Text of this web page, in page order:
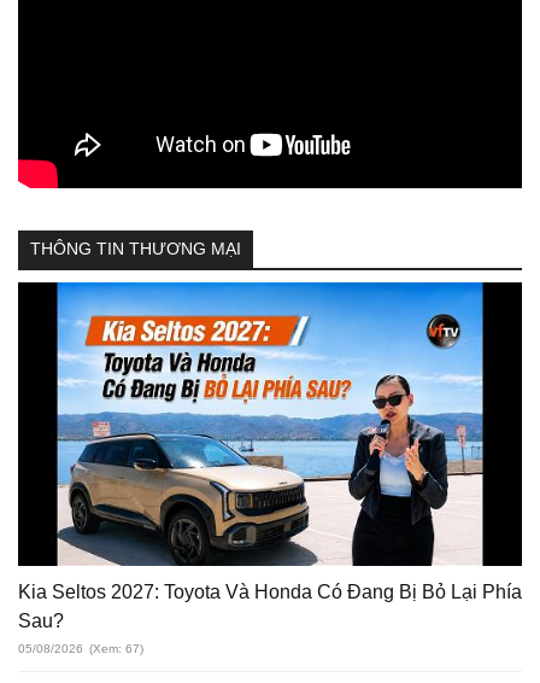
THÔNG TIN THƯƠNG MẠI
Kia Seltos 2027: Toyota Và Honda Có Đang Bị Bỏ Lại Phía
Sau?
05/08/2026 (Xem: 67)